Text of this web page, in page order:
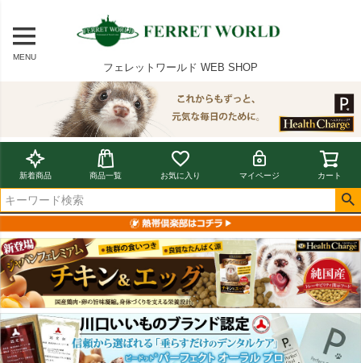
MENU
フェレットワールド WEB SHOP
新着商品 商品一覧 お気に入り マイページ カート